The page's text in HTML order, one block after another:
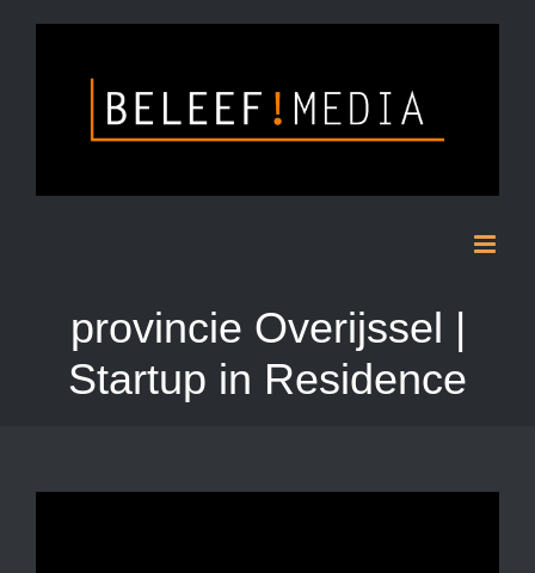
provincie Overijssel |
Startup in Residence